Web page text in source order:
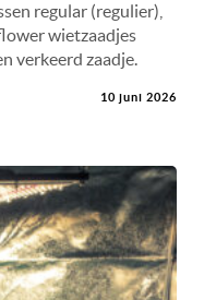
regular (regulier),
wietzaadjes
verkeerd zaadje.
10 juni 2026